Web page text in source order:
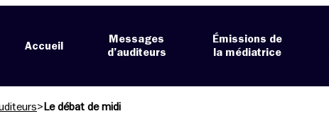
Accueil
Messages
d’auditeurs
Émissions de
la médiatrice
> Le débat de midi